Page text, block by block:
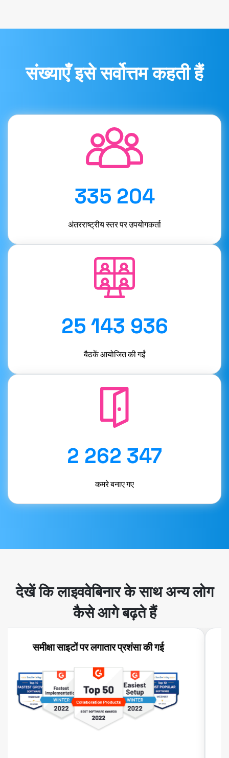
संख्याएँ इसे सर्वोत्तम कहती हैं
335 204
अंतरराष्ट्रीय स्तर पर उपयोगकर्ता
25 143 936
बैठकें आयोजित की गईं
2 262 347
कमरे बनाए गए
देखें कि लाइववेबिनार के साथ अन्य लोग
कैसे आगे बढ़ते हैं
लाइववेबिनार तकनीकी रूप से सबसे स्थिर है - प्रतिभागियों ने
ऑडियो या वीडियो डिस्प्ले के साथ वस्तुतः कोई समस्या नहीं बताई
है, जो कि ऐसे अन्य टूल में हुआ है। आप ईवेंट पंजीकरण फॉर्म को
अपनी आवश्यकताओं के अनुसार अनुकूलित करके आसानी से
संपादित भी कर सकते हैं। अन्य टूल में हमारे पास चुनने के लिए